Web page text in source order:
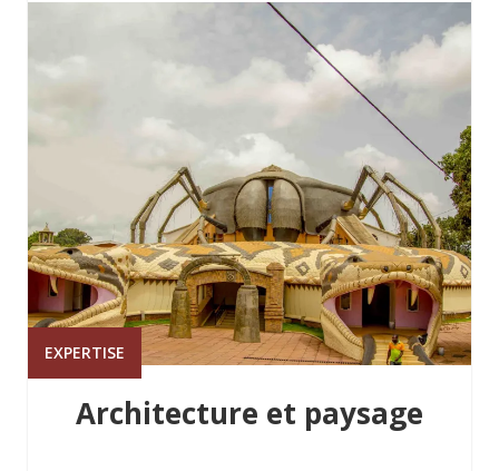
EXPERTISE
Architecture et paysage